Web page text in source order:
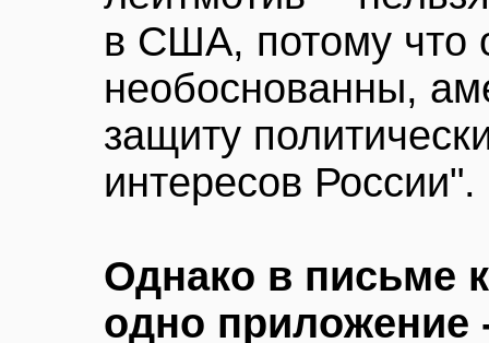
в США, потому что
необоснованны,
защиту
интересов России".
Однако в письме
одно приложение